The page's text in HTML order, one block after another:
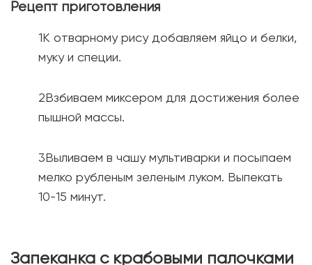
Рецепт приготовления
К отварному рису добавляем яйцо и белки,
муку и специи.
Взбиваем миксером для достижения более
пышной массы.
Выливаем в чашу мультиварки и посыпаем
мелко рубленым зеленым луком. Выпекать
10-15 минут.
Запеканка с крабовыми палочками